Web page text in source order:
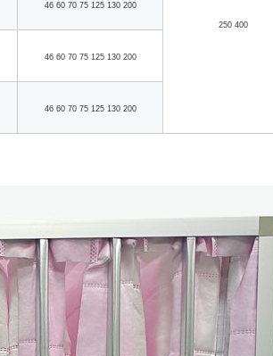
250 400
46 60 70 75 125 130 200
46 60 70 75 125 130 200
46 60 70 75 125 130 200